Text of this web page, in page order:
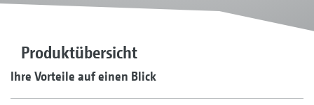
Produktübersicht
Ihre Vorteile auf einen Blick